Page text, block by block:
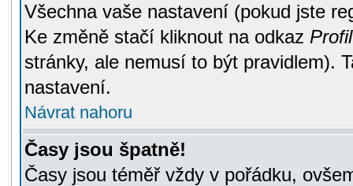
Všechna vaše nastavení (pokud jste
Ke změně stačí kliknout na odkaz Profil
stránky, ale nemusí to být pravidlem).
nastavení.
Návrat nahoru
Časy jsou špatně!
Časy jsou téměř vždy v pořádku,